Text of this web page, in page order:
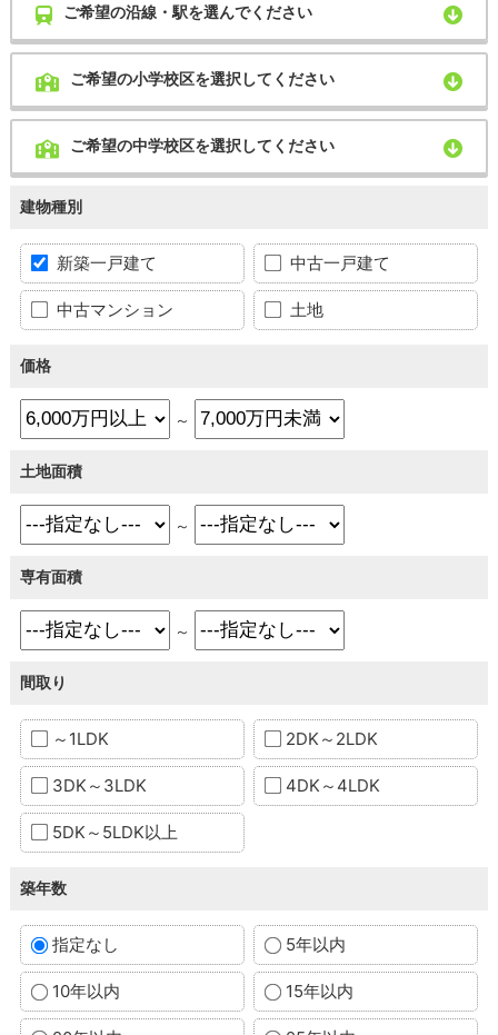
ご希望の沿線・駅を選んでください
ご希望の小学校区を選択してください
ご希望の中学校区を選択してください
建物種別
新築一戸建て 中古一戸建て
中古マンション 土地
価格
～
土地面積
～
専有面積
～
間取り
～1LDK 2DK～2LDK
3DK～3LDK 4DK～4LDK
5DK～5LDK以上
築年数
指定なし 5年以内
10年以内 15年以内